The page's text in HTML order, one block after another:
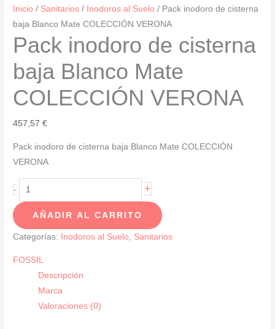
Inicio / Sanitarios / Inodoros al Suelo / Pack inodoro de cisterna
baja Blanco Mate COLECCIÓN VERONA
Pack inodoro de cisterna
baja Blanco Mate
COLECCIÓN VERONA
457,57€
Pack inodoro de cisterna baja Blanco Mate COLECCIÓN
VERONA
-
Pack
inodoro
cisterna
Blanco
COLECCIÓN
VERONA
+
AÑADIR AL CARRITO
Categorías: Inodoros al Suelo Sanitarios
FOSSIL
Descripción
Marca
Valoraciones (0)